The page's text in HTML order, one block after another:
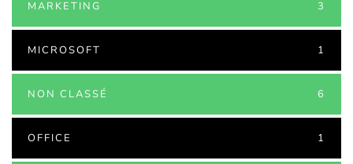
MARKETING 3
MICROSOFT 1
NON CLASSÉ 6
OFFICE 1